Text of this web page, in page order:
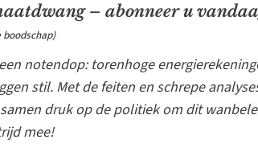
– abonneer u
notendop: torenhoge
stil. Met de feiten en schrepe
druk op de politiek om dit
mee!